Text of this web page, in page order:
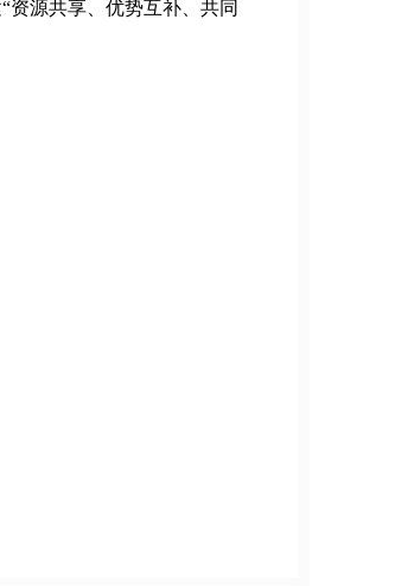
源共享、优势互补、共同